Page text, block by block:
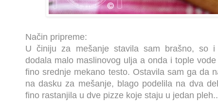
Način pripreme:
U činiju za mešanje stavila sam brašno, so i
dodala malo maslinovog ulja a onda i tople
fino srednje mekano testo. Ostavila sam ga da
na dasku za mešanje, blago podelila na dva
fino rastanjila u dve pizze koje staju u jedan